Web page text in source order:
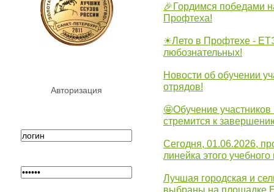
Авторизация
🎉Гордимся победами
Профтеха!
☀Лето в Профтехе -
любознательных!
Новости об обучении
отрядов!
🤩Обучение участников
стремится к
Сегодня, 01.06.2026,
линейка этого учебного
Лучшая городская и
выбраны на площадке